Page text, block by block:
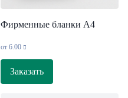
Фирменные бланки А4
от 6.00
Заказать